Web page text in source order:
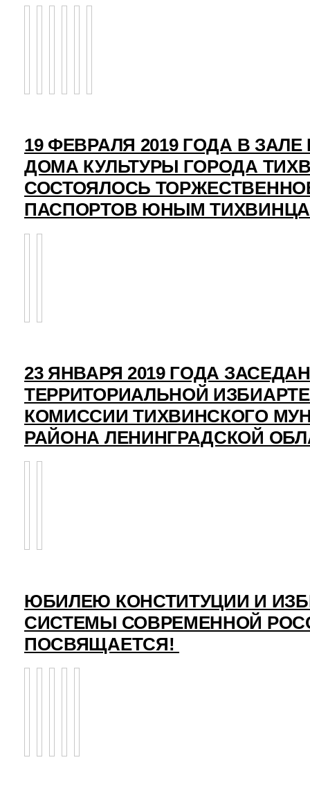
19 ФЕВРАЛЯ 2019 ГОДА В
ДОМА КУЛЬТУРЫ ГОРОДА
СОСТОЯЛОСЬ
ПАСПОРТОВ ЮНЫМ
23 ЯНВАРЯ 2019 ГОДА
ТЕРРИТОРИАЛЬНОЙ
КОМИССИИ ТИХВИНСКОГО
РАЙОНА ЛЕНИНГРАДСКОЙ
ЮБИЛЕЮ КОНСТИТУЦИИ И
СИСТЕМЫ СОВРЕМЕННОЙ
ПОСВЯЩАЕТСЯ!